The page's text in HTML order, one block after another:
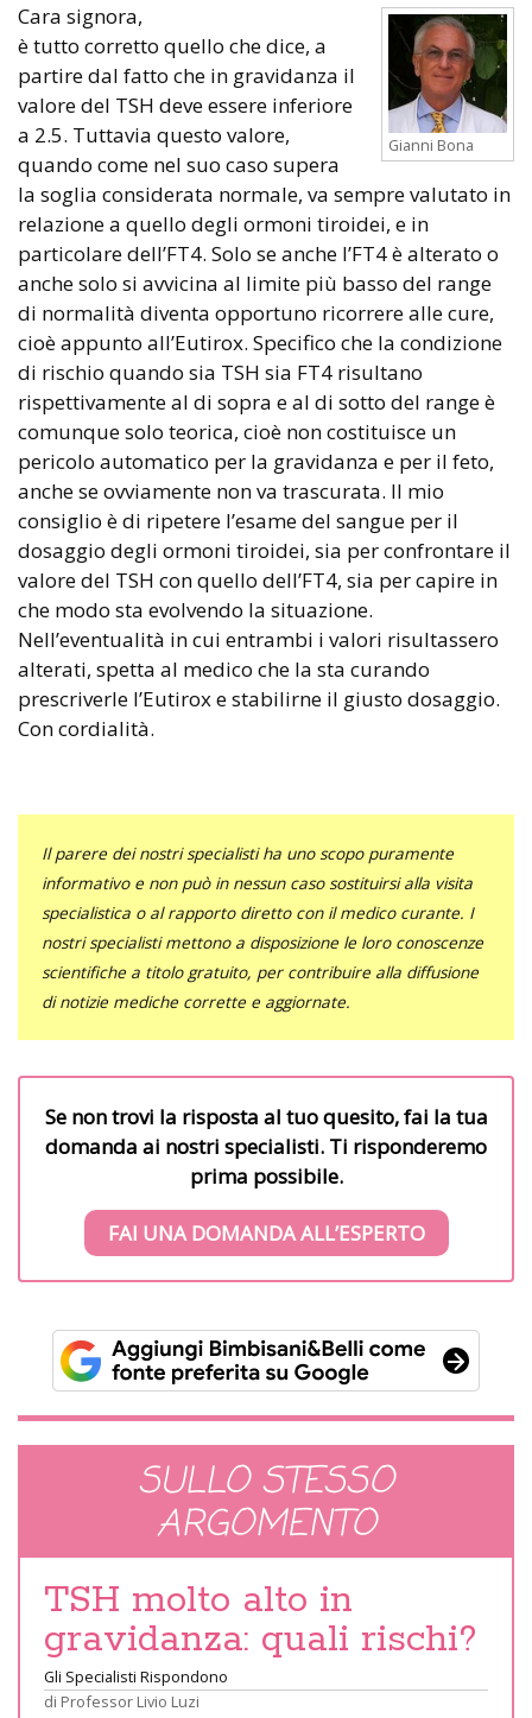
Gianni Bona
Cara signora,
è tutto corretto quello che dice, a
partire dal fatto che in gravidanza il
valore del TSH deve essere inferiore
a 2.5. Tuttavia questo valore,
quando come nel suo caso supera
la soglia considerata normale, va sempre valutato in
relazione a quello degli ormoni tiroidei, e in
particolare dell’FT4. Solo se anche l’FT4 è alterato o
anche solo si avvicina al limite più basso del range
di normalità diventa opportuno ricorrere alle cure,
cioè appunto all’Eutirox. Specifico che la condizione
di rischio quando sia TSH sia FT4 risultano
rispettivamente al di sopra e al di sotto del range è
comunque solo teorica, cioè non costituisce un
pericolo automatico per la gravidanza e per il feto,
anche se ovviamente non va trascurata. Il mio
consiglio è di ripetere l’esame del sangue per il
dosaggio degli ormoni tiroidei, sia per confrontare il
valore del TSH con quello dell’FT4, sia per capire in
che modo sta evolvendo la situazione.
Nell’eventualità in cui entrambi i valori risultassero
alterati, spetta al medico che la sta curando
prescriverle l’Eutirox e stabilirne il giusto dosaggio.
Con cordialità.
Il parere dei nostri specialisti ha uno scopo puramente
informativo e non può in nessun caso sostituirsi alla visita
specialistica o al rapporto diretto con il medico curante. I
nostri specialisti mettono a disposizione le loro conoscenze
scientifiche a titolo gratuito, per contribuire alla diffusione
di notizie mediche corrette e aggiornate.
Se non trovi la risposta al tuo quesito, fai la tua
domanda ai nostri specialisti. Ti risponderemo
prima possibile.
FAI UNA DOMANDA ALL’ESPERTO
SULLO STESSO
ARGOMENTO
TSH molto alto in
gravidanza: quali rischi?
Gli Specialisti Rispondono
di Professor Livio Luzi